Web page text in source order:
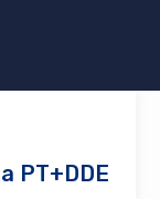
PT+DDE